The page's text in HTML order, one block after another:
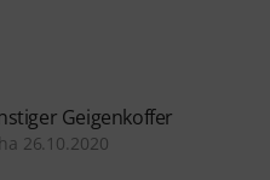
Geigenkoffer
26.10.2020